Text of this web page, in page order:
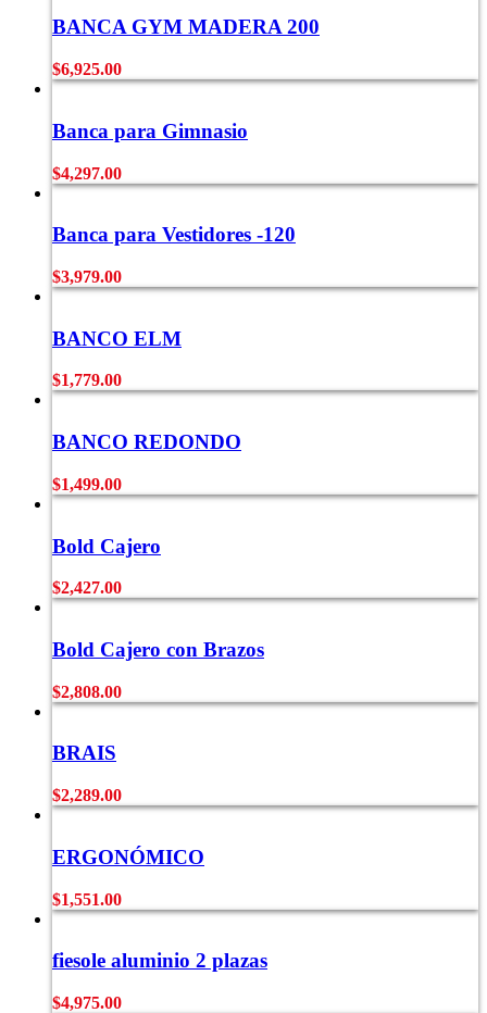
BANCA GYM MADERA 200
$6,925.00
Banca para Gimnasio
$4,297.00
Banca para Vestidores -120
$3,979.00
BANCO ELM
$1,779.00
BANCO REDONDO
$1,499.00
Bold Cajero
$2,427.00
Bold Cajero con Brazos
$2,808.00
BRAIS
$2,289.00
ERGONÓMICO
$1,551.00
fiesole aluminio 2 plazas
$4,975.00